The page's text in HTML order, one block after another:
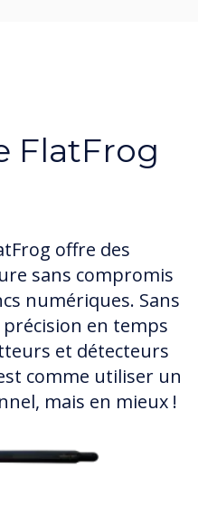
FlatFrog
offre des
sans compromis
numériques. Sans
précision en temps
et détecteurs
comme utiliser un
mais en mieux !